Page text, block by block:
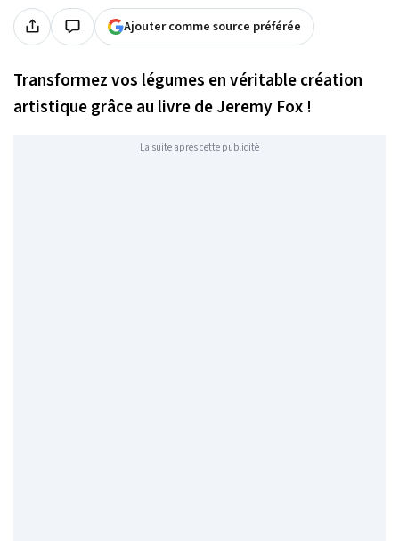
Ajouter comme source préférée
Transformez vos légumes en véritable création
artistique grâce au livre de Jeremy Fox !
La suite après cette publicité